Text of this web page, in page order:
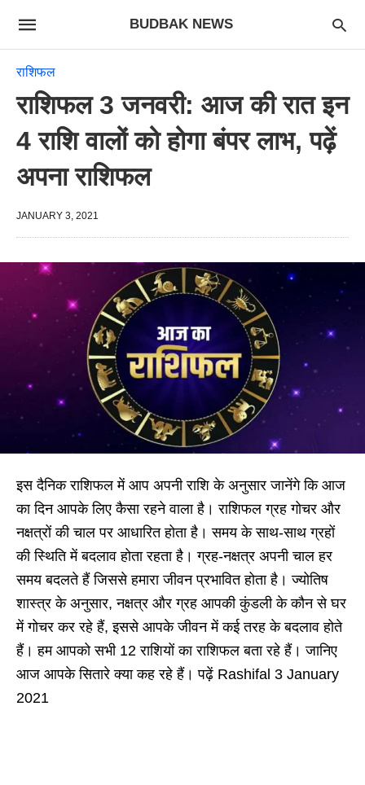
BUDBAK NEWS
राशिफल
राशिफल 3 जनवरी: आज की रात इन
4 राशि वालों को होगा बंपर लाभ, पढ़ें
अपना राशिफल
JANUARY 3, 2021
इस दैनिक राशिफल में आप अपनी राशि के अनुसार जानेंगे कि आज
का दिन आपके लिए कैसा रहने वाला है। राशिफल ग्रह गोचर और
नक्षत्रों की चाल पर आधारित होता है। समय के साथ-साथ ग्रहों
की स्थिति में बदलाव होता रहता है। ग्रह-नक्षत्र अपनी चाल हर
समय बदलते हैं जिससे हमारा जीवन प्रभावित होता है। ज्योतिष
शास्त्र के अनुसार, नक्षत्र और ग्रह आपकी कुंडली के कौन से घर
में गोचर कर रहे हैं, इससे आपके जीवन में कई तरह के बदलाव होते
हैं। हम आपको सभी 12 राशियों का राशिफल बता रहे हैं। जानिए
आज आपके सितारे क्या कह रहे हैं। पढ़ें Rashifal 3 January
2021